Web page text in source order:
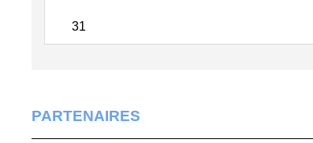
31
PARTENAIRES